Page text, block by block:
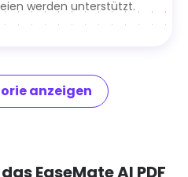
werden unterstützt.
anzeigen
EaseMate AI PDF